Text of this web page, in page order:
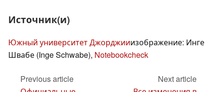
Источник(и)
Южный университет Джорджииизображение: Инге
Швабе (Inge Schwabe), Notebookcheck
Previous article
Next article